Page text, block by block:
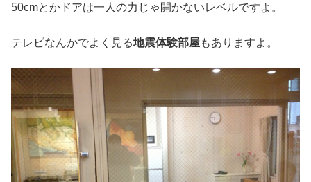
50cmとかドアは一人の力じゃ開かないレベルですよ。
テレビなんかでよく見る地震体験部屋もありますよ。